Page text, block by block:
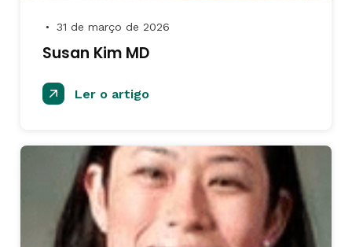
● 31 de março de 2026
Susan Kim MD
Ler o artigo